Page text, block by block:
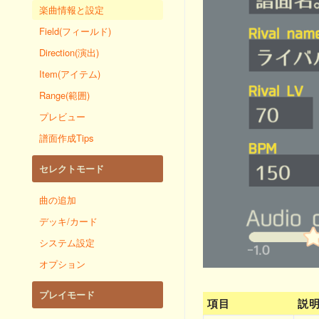
楽曲情報と設定
Field(フィールド)
Direction(演出)
Item(アイテム)
Range(範囲)
プレビュー
譜面作成Tips
セレクトモード
曲の追加
デッキ/カード
システム設定
オプション
プレイモード
項目 説